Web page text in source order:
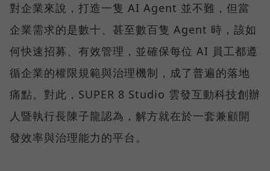
對企業來說，打造一隻 AI Agent 並不難，但當
企業需求的是數十、甚至數百隻 Agent 時，該如
何快速招募、有效管理，並確保每位 AI 員工都遵
循企業的權限規範與治理機制，成了普遍的落地
痛點。對此，SUPER 8 Studio 雲發互動科技創辦
人暨執行長陳子龍認為，解方就在於一套兼顧開
發效率與治理能力的平台。